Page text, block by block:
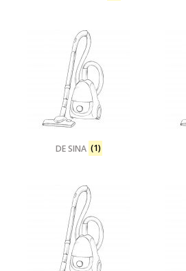
DE SINA (1)